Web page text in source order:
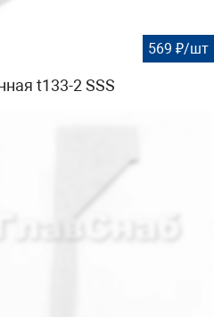
569 ₽/шт
t133-2 SSS